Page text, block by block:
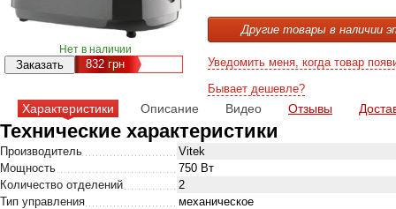
Нет в наличии
832грн
Другие товары в наличии
Уведомить меня, когда товар
Бывает дешевле?
Характеристики Описание Видео Отзывы
Технические характеристики
Производитель
Vitek
Мощность
750 Вт
Количество отделений
2
Тип управления
механическое